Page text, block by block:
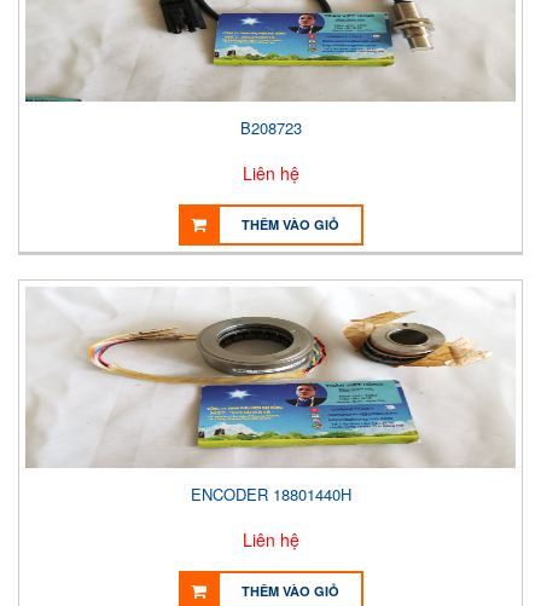
B208723
Liên hệ
THÊM VÀO GIỎ
ENCODER 18801440H
Liên hệ
THÊM VÀO GIỎ